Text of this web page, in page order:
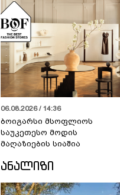
06.08.2026 / 14:36
ბოიგარსი მსოფლიოს
საუკეთესო მოდის
მაღაზიების სიაშია
ᲐᲜᲐᲚᲘᲖᲘ